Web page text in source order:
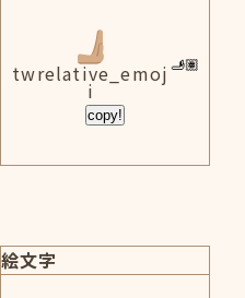
twrelative_emoj
i
copy!
絵文字